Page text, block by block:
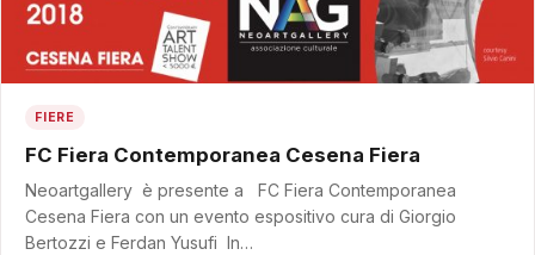
FIERE
FC Fiera Contemporanea Cesena Fiera
Neoartgallery è presente a FC Fiera Contemporanea
Cesena Fiera con un evento espositivo cura di Giorgio
Bertozzi e Ferdan Yusufi In…